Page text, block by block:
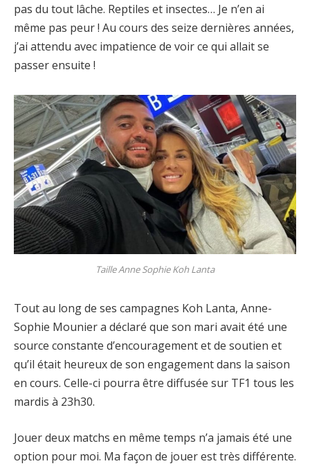
pas du tout lâche. Reptiles et insectes… Je n’en ai
même pas peur ! Au cours des seize dernières années,
j’ai attendu avec impatience de voir ce qui allait se
passer ensuite !
Taille Anne Sophie Koh Lanta
Tout au long de ses campagnes Koh Lanta, Anne-
Sophie Mounier a déclaré que son mari avait été une
source constante d’encouragement et de soutien et
qu’il était heureux de son engagement dans la saison
en cours. Celle-ci pourra être diffusée sur TF1 tous les
mardis à 23h30.
Jouer deux matchs en même temps n’a jamais été une
option pour moi. Ma façon de jouer est très différente.